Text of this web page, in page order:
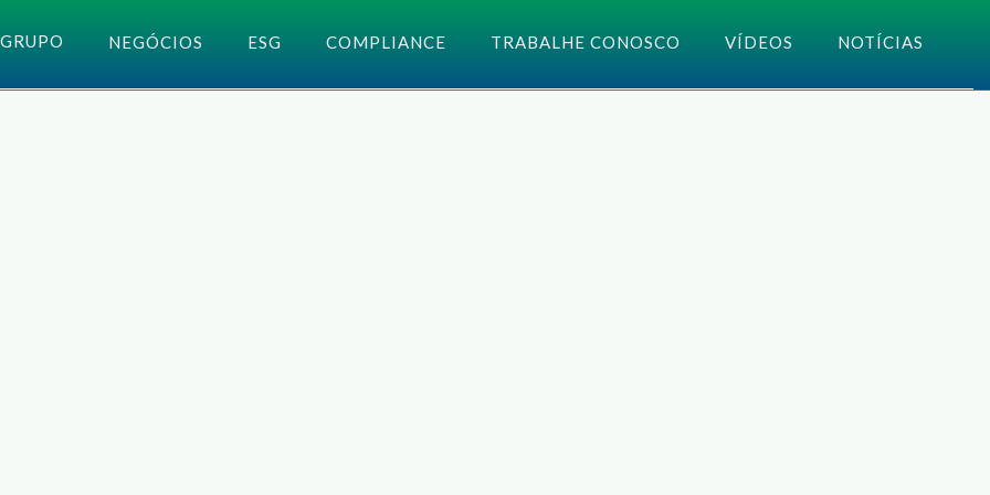
GRUPO NEGÓCIOS ESG COMPLIANCE TRABALHE CONOSCO VÍDEOS NOTÍCIAS